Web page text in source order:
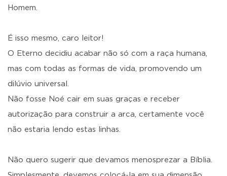
Homem.
É isso mesmo, caro leitor!
O Eterno decidiu acabar não só com a raça humana,
mas com todas as formas de vida, promovendo um
dilúvio universal.
Não fosse Noé cair em suas graças e receber
autorização para construir a arca, certamente você
não estaria lendo estas linhas.
Não quero sugerir que devamos menosprezar a Bíblia.